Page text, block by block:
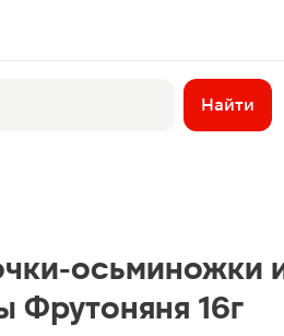
Найти
осьминожки
Фрутоняня 16г